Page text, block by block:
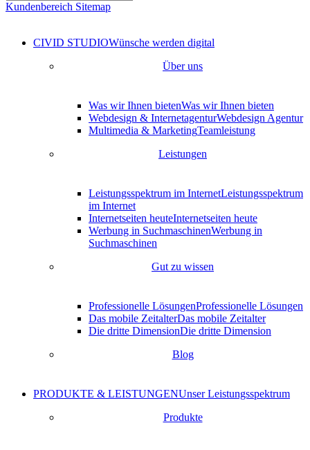
Kundenbereich Sitemap
CIVID STUDIOWünsche werden digital
Über uns
Was wir Ihnen bietenWas wir Ihnen bieten
Webdesign & InternetagenturWebdesign Agentur
Multimedia & MarketingTeamleistung
Leistungen
Leistungsspektrum im InternetLeistungsspektrum
im Internet
Internetseiten heuteInternetseiten heute
Werbung in SuchmaschinenWerbung in
Suchmaschinen
Gut zu wissen
Professionelle LösungenProfessionelle Lösungen
Das mobile ZeitalterDas mobile Zeitalter
Die dritte DimensionDie dritte Dimension
Blog
PRODUKTE & LEISTUNGENUnser Leistungsspektrum
Produkte